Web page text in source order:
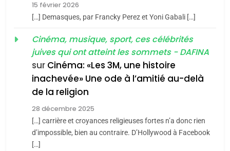
«Tu dis génocide, je dis
guerre»: La nouvelle
chanson de Boy George
ISRAÉL JUDAISME
15 février 2026
[…] Demasques, par Francky Perez et Yoni Gabali […]
Cinéma, musique, sport, ces célébrités
juives qui ont atteint les sommets - DAFINA
sur Cinéma: «Les 3M, une histoire
inachevée» Une ode à l’amitié au-delà
de la religion
28 décembre 2025
[…] carrière et croyances religieuses fortes n’a donc rien
d’impossible, bien au contraire. D’Hollywood à Facebook
[…]
meurtrière selon le rapport
l’antisémitisme
FIÈRE, DIGNE ET RÉSILIENTE :
POURQUOI JE REVENDIQUE
MA JUDAÏTE par Thérèse
Zrihen-Dvir
ISRAÉL
CE QUI NOUS MANQUE –